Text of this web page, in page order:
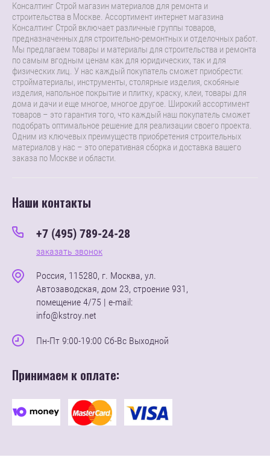
Консалтинг Строй магазин материалов для ремонта и
строительства в Москве. Ассортимент интернет магазина
Консалтинг Строй включает различные группы товаров,
предназначенных для строительно-ремонтных и отделочных работ.
Мы предлагаем товары и материалы для строительства и ремонта
по самым вгодным ценам как для юридических, так и для
физических лиц. У нас каждый покупатель сможет приобрести:
стройматериалы, инструменты, столярные изделия, скобяные
изделия, напольное покрытие и плитку, краску, клеи, товары для
дома и дачи и еще многое, многое другое. Широкий ассортимент
товаров – это гарантия того, что каждый наш покупатель сможет
подобрать оптимальное решение для реализации своего проекта.
Одним из ключевых преимуществ приобретения строительных
материалов у нас – это оперативная сборка и доставка вашего
заказа по Москве и области.
Наши контакты
+7 (495) 789-24-28
заказать звонок
Россия, 115280, г. Москва, ул.
Автозаводская, дом 23, строение 931,
помещение 4/75 | e-mail:
info@kstroy.net
Пн-Пт 9:00-19:00 Сб-Вс Выходной
Принимаем к оплате: